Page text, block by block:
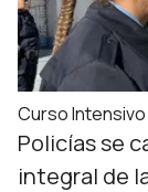
Curso Intensivo
Policías se
integral de